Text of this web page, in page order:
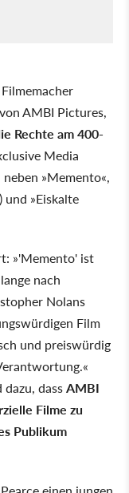
AMBI Pictures,
Rechte am 400-
Media
»Memento«,
und »Eiskalte
»'Memento' ist
nach
Nolans
Film
und preiswürdig
dassAMBI
Filme zu
Publikum